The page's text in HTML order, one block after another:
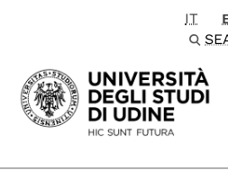
Passa al contenuto
IT